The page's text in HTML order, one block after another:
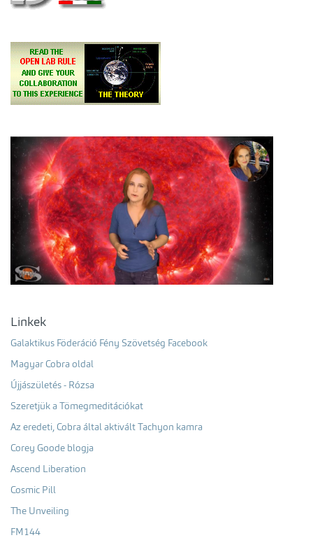
Linkek
Galaktikus Föderáció Fény Szövetség Facebook
Magyar Cobra oldal
Újjászületés - Rózsa
Szeretjük a Tömegmeditációkat
Az eredeti, Cobra által aktivált Tachyon kamra
Corey Goode blogja
Ascend Liberation
Cosmic Pill
The Unveiling
FM144